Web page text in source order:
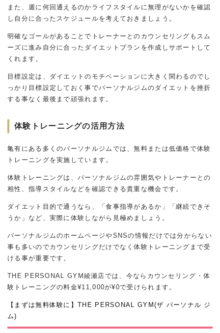
また、週に何回通えるのかライフスタイルに無理がないかを確認
し自分に合ったスケジュールを考えておきましょう。
明確なゴールがあることでトレーナーとのカウンセリングもスム
ーズに進み自分に合ったダイエットプランを作成しサポートして
くれます。
目標設定は、ダイエットのモチベーションに大きく関わるのでし
っかり目標設定しておく事でパーソナルジムのダイエットを挫折
する事なく最後まで頑張れます。
体験トレーニングの活用方法
亀有にある多くのパーソナルジムでは、無料または低価格で体験
トレーニングを実施しています。
体験トレーニングは、パーソナルジムの雰囲気やトレーナーとの
相性、指導スタイルなどを確認できる貴重な機会です。
ダイエット目的で通うなら、「食事指導があるか」「継続できそ
うか」など、実際に体験しながら見極めましょう。
パーソナルジムのホームページやSNSの情報だけでは分からない
事も多いのでカウンセリングだけでなく体験トレーニングまで受
ける事が重要です。
THE PERSONAL GYM綾瀬店では、今ならカウンセリング・体
験トレーニングの料金¥11,000が¥0で受けられます。
【まずは無料体験に】THE PERSONAL GYM(ザ パーソナル ジ
ム)